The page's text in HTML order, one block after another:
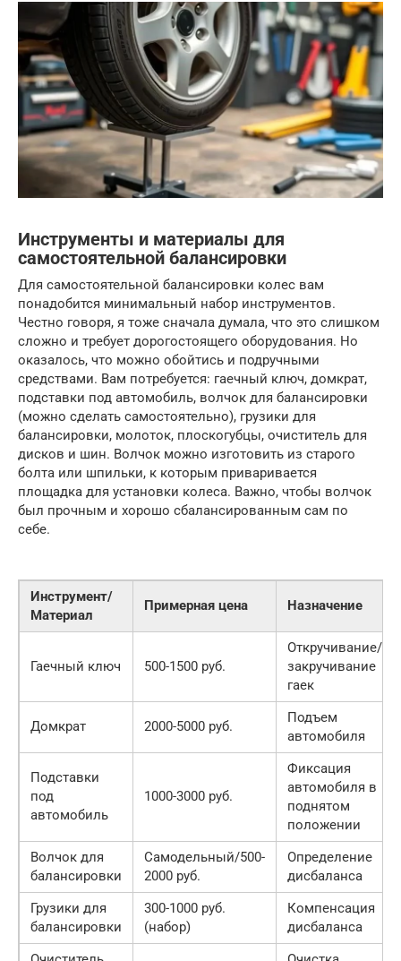
Инструменты и материалы для
самостоятельной балансировки
Для самостоятельной балансировки колес вам
понадобится минимальный набор инструментов.
Честно говоря, я тоже сначала думала, что это слишком
сложно и требует дорогостоящего оборудования. Но
оказалось, что можно обойтись и подручными
средствами. Вам потребуется: гаечный ключ, домкрат,
подставки под автомобиль, волчок для балансировки
(можно сделать самостоятельно), грузики для
балансировки, молоток, плоскогубцы, очиститель для
дисков и шин. Волчок можно изготовить из старого
болта или шпильки, к которым приваривается
площадка для установки колеса. Важно, чтобы волчок
был прочным и хорошо сбалансированным сам по
себе.
Инструмент/
Материал
Примерная цена Назначение
Гаечный ключ 500-1500 руб.
Откручивание/
закручивание
гаек
Домкрат 2000-5000 руб.
Подъем
автомобиля
Подставки
под
автомобиль
1000-3000 руб.
Фиксация
автомобиля в
поднятом
положении
Волчок для
балансировки
Самодельный/500-
2000 руб.
Определение
дисбаланса
Грузики для
балансировки
300-1000 руб.
(набор)
Компенсация
дисбаланса